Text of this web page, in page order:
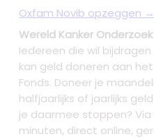
Oxfam Novib opzeggen →
Wereld Kanker
Iedereen die wil
kan geld doneren aan
Fonds. Doneer je
halfjaarlijks of jaarlijks
je daarmee stoppen? Via
minuten, direct online,